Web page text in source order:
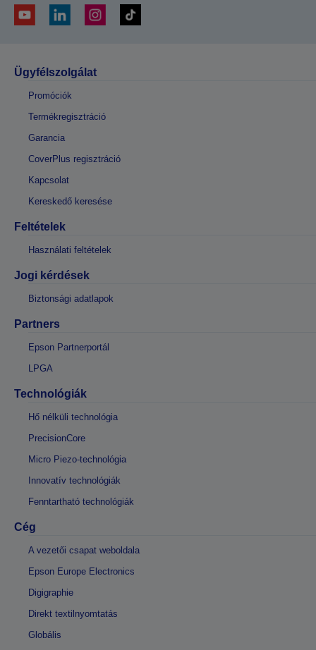
Ügyfélszolgálat
Promóciók
Termékregisztráció
Garancia
CoverPlus regisztráció
Kapcsolat
Kereskedő keresése
Feltételek
Használati feltételek
Jogi kérdések
Biztonsági adatlapok
Partners
Epson Partnerportál
LPGA
Technológiák
Hő nélküli technológia
PrecisionCore
Micro Piezo-technológia
Innovatív technológiák
Fenntartható technológiák
Cég
A vezetői csapat weboldala
Epson Europe Electronics
Digigraphie
Direkt textilnyomtatás
Globális